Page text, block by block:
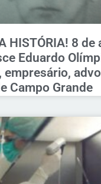
HISTÓRIA! 8
Eduardo
empresário,
Campo Grande